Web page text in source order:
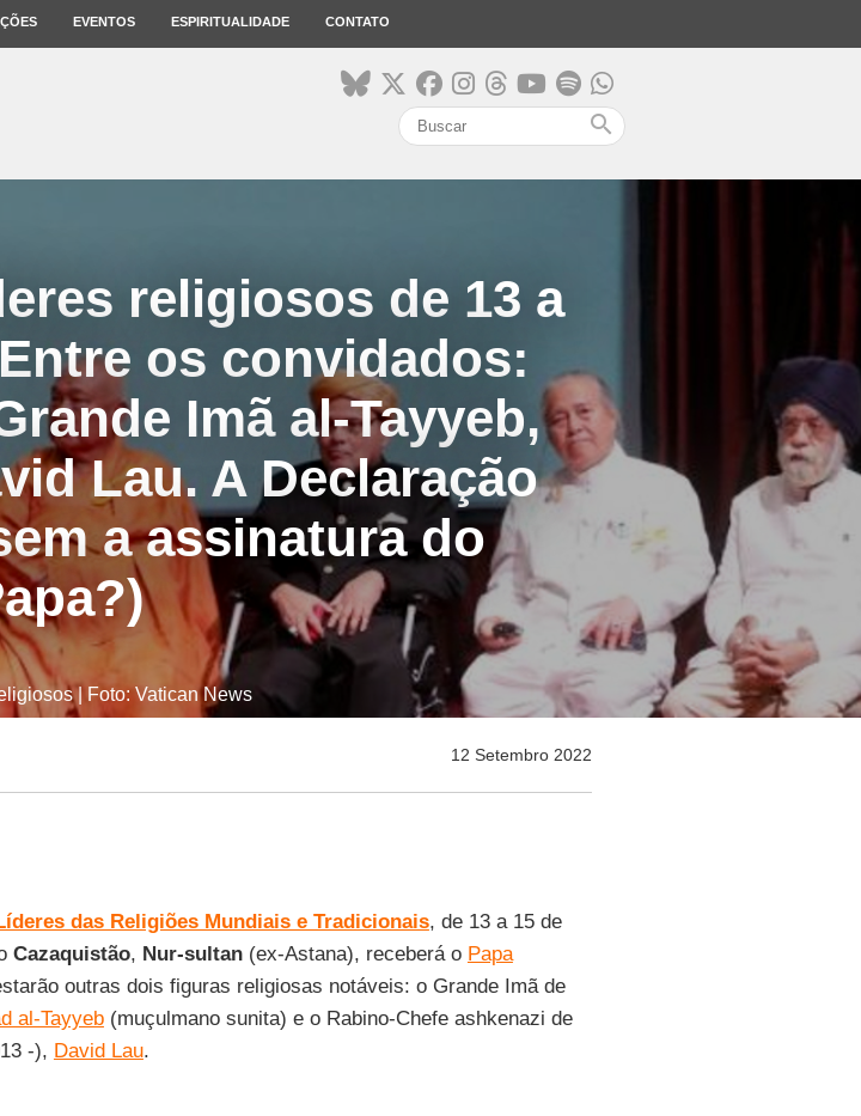
EVENTOS ESPIRITUALIDADE CONTATO
search
religiosos de 13 a
os convidados:
Imã al-Tayyeb,
Lau. A Declaração
a assinatura do
| Foto: Vatican News
12 Setembro 2022
das Religiões Mundiais e Tradicionais, de 13 a 15 de
Cazaquistão, Nur-sultan(ex-Astana), receberá o Papa
outras dois figuras religiosas notáveis: o Grande Imã de
al-Tayyeb(muçulmano sunita) e o Rabino-Chefe ashkenazi de
-), David Lau.